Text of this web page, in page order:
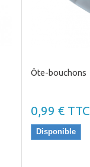
Ôte-bouchons
0,99 € TTC
Disponible